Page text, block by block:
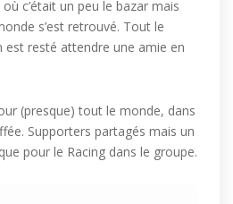
c’était un peu le bazar mais
s’est retrouvé. Tout le
est resté attendre une amie en
(presque) tout le monde, dans
Supporters partagés mais un
pour le Racing dans le groupe.